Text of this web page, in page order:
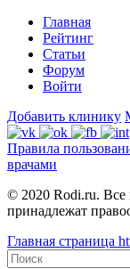
Главная
Рейтинг
Статьи
Форум
Войти
Добавить клинику
Правила
врачами
© 2020 Rodi.ru.
принадлежат
Главная страница